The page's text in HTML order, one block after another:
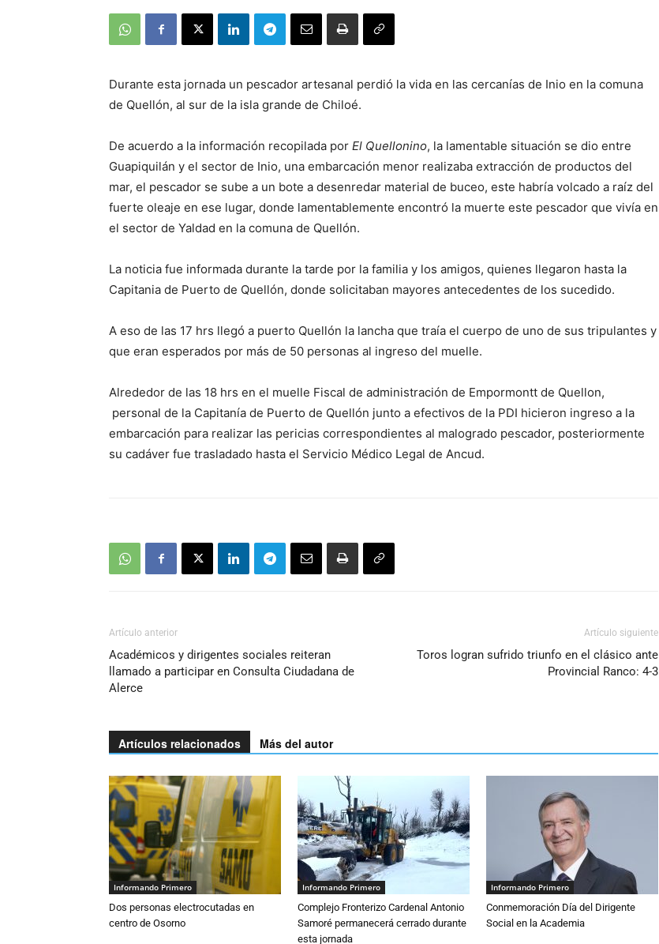
Durante esta jornada un pescador artesanal perdió la vida en las cercanías de Inio en la comuna
de Quellón, al sur de la isla grande de Chiloé.
De acuerdo a la información recopilada por El Quellonino, la lamentable situación se dio entre
Guapiquilán y el sector de Inio, una embarcación menor realizaba extracción de productos del
mar, el pescador se sube a un bote a desenredar material de buceo, este habría volcado a raíz del
fuerte oleaje en ese lugar, donde lamentablemente encontró la muerte este pescador que vivía en
el sector de Yaldad en la comuna de Quellón.
La noticia fue informada durante la tarde por la familia y los amigos, quienes llegaron hasta la
Capitania de Puerto de Quellón, donde solicitaban mayores antecedentes de los sucedido.
A eso de las 17 hrs llegó a puerto Quellón la lancha que traía el cuerpo de uno de sus tripulantes y
que eran esperados por más de 50 personas al ingreso del muelle.
Alrededor de las 18 hrs en el muelle Fiscal de administración de Empormontt de Quellon,
personal de la Capitanía de Puerto de Quellón junto a efectivos de la PDI hicieron ingreso a la
embarcación para realizar las pericias correspondientes al malogrado pescador, posteriormente
su cadáver fue trasladado hasta el Servicio Médico Legal de Ancud.
Artículo anterior
Académicos y dirigentes sociales reiteran
llamado a participar en Consulta Ciudadana de
Alerce
Artículo siguiente
Toros logran sufrido triunfo en el clásico ante
Provincial Ranco: 4-3
Artículos relacionados Más del autor
Informando Primero
Dos personas electrocutadas en
centro de Osorno
Informando Primero
Complejo Fronterizo Cardenal Antonio
Samoré permanecerá cerrado durante
esta jornada
Informando Primero
Conmemoración Día del Dirigente
Social en la Academia